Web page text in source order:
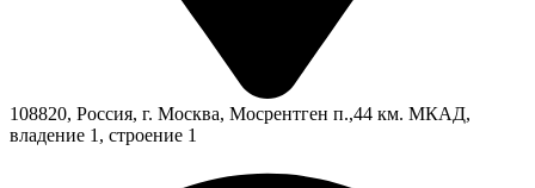
108820, Россия, г. Москва, Мосрентген п.,44 км. МКАД,
владение 1, строение 1